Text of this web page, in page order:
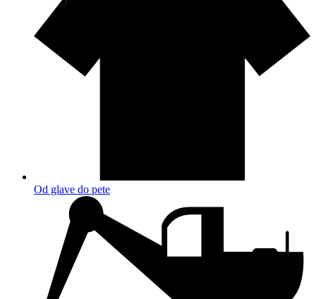
Od glave do pete